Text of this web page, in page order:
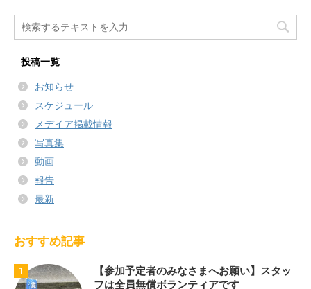
投稿一覧
お知らせ
スケジュール
メデイア掲載情報
写真集
動画
報告
最新
おすすめ記事
1
【参加予定者のみなさまへお願い】スタッ
フは全員無償ボランティアです